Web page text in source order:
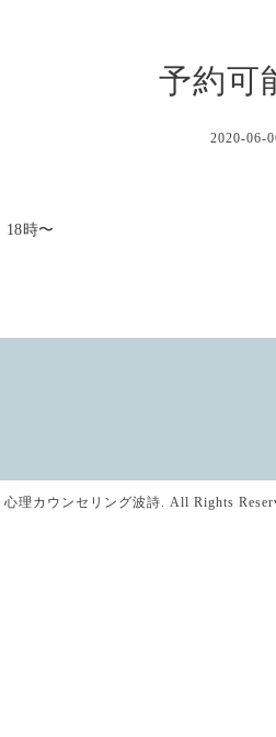
予約可
2020-06-
18時〜
心理カウンセリング波詩 . All Rights